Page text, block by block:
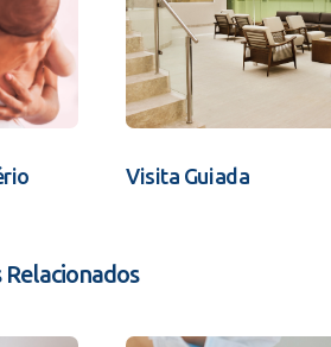
Visita Guiada
Relacionados